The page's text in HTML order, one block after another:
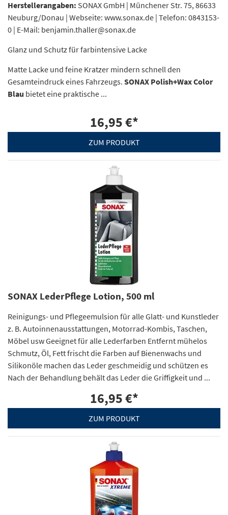
Herstellerangaben: SONAX GmbH | Münchener Str. 75, 86633
Neuburg/Donau | Webseite: www.sonax.de | Telefon: 0843153-
0 | E-Mail: benjamin.thaller@sonax.de
Glanz und Schutz für farbintensive Lacke
Matte Lacke und feine Kratzer mindern schnell den
Gesamteindruck eines Fahrzeugs. SONAX Polish+Wax Color
Blau bietet eine praktische ...
16,95 €*
ZUM PRODUKT
SONAX LederPflege Lotion, 500 ml
Reinigungs- und Pflegeemulsion für alle Glatt- und Kunstleder
z. B. Autoinnenausstattungen, Motorrad-Kombis, Taschen,
Möbel usw Geeignet für alle Lederfarben Entfernt mühelos
Schmutz, Öl, Fett frischt die Farben auf Bienenwachs und
Silikonöle machen das Leder geschmeidig und schützen es
Nach der Behandlung behält das Leder die Griffigkeit und ...
16,95 €*
ZUM PRODUKT